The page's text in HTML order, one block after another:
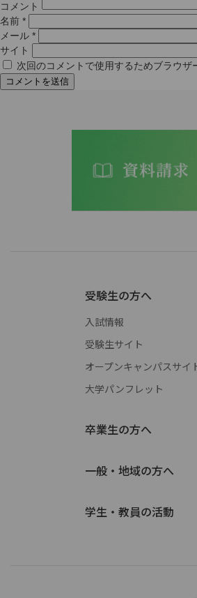
コメント
名前 *
メール *
サイト
次回のコメントで使用するためブラウザ
受験生の方へ
入試情報
受験生サイト
オープンキャンパスサイ
大学パンフレット
卒業生の方へ
一般・地域の方へ
学生・教員の活動